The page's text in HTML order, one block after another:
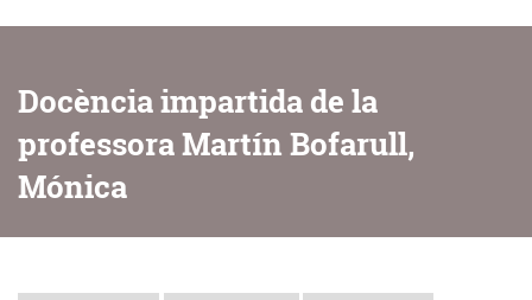
Docència impartida de la
professora Martín Bofarull,
Mónica